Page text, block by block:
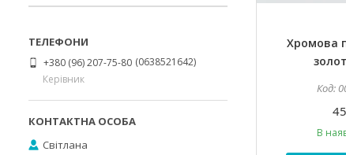
Хромова
В
+380 (96) 207-75-80 0638521642
Керівник
Світлана